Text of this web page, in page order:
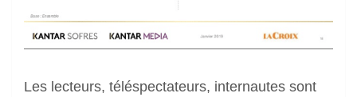
Les lecteurs, téléspectateurs, internautes sont